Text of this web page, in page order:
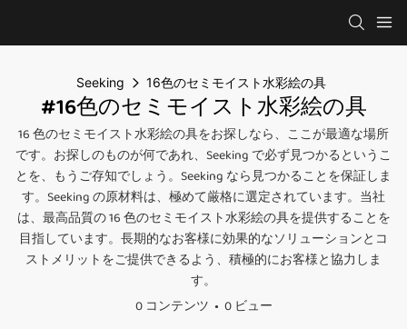
Seeking 16色のセミモイスト水彩絵の具
#16色のセミモイスト水彩絵の具
16 色の​​セミモイスト水彩絵の具をお探しなら、ここが最適な場所
です。お探しのものが何であれ、Seeking で必ず見つかるというこ
とを、もうご存知でしょう。Seeking なら見つかることを保証しま
す。Seeking の原材料は、極めて厳格に選定されています。当社
は、最高品質の 16 色の​​セミモイスト水彩絵の具を提供することを
目指しています。長期的なお客様に効果的なソリューションとコ
ストメリットをご提供できるよう、積極的にお客様と協力しま
す。
0 コンテンツ
0 ビュー